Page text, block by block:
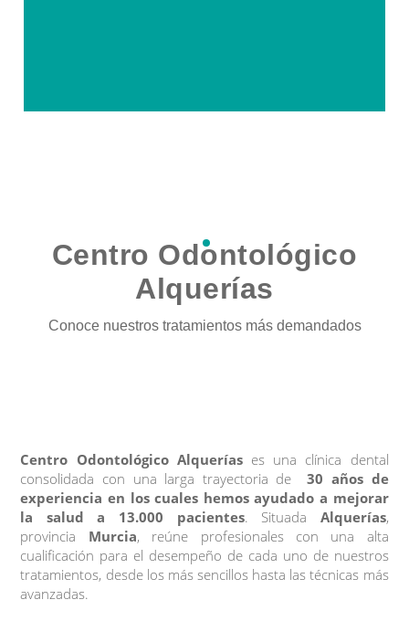
Centro Odontológico
Alquerías
Conoce nuestros tratamientos más demandados
Centro Odontológico Alqueríases una clínica dental
consolidada con una larga trayectoria de30 años de
experiencia en los cuales hemos ayudado a mejorar
la salud a 13.000 pacientes. Situada Alquerías,
provincia Murcia, reúne profesionales con una alta
cualificación para el desempeño de cada uno de nuestros
tratamientos, desde los más sencillos hasta las técnicas más
avanzadas.